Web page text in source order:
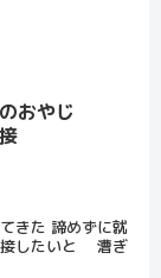
おやじ
きた 諦めずに就
したいと 漕ぎ